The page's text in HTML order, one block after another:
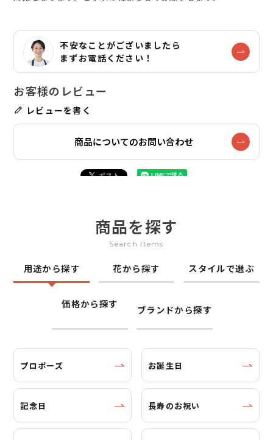
不安なことがございましたら
まずお電話ください！
レビューを書く
商品についてのお問い合わせ
商品を探す
Search Items
用途から探す 花から探す スタイルで選ぶ
価格から探す ブランドから探す
プロポーズ お誕生日
記念日 長寿のお祝い